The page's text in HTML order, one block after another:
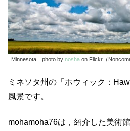
Minnesota photo by nosha on Flickr（
ミネソタ州の「ホウィック：
風景です。
mohamoha76は，紹介した美術